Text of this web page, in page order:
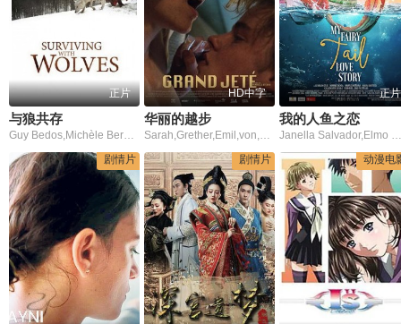
正片
与狼共存
Guy Bedos,Michèle Bernier,Franck de la Personne,Benno Fürmann,盖伊·巴多斯
HD中字
华丽的越步
Sarah,Grether,Emil,von,Schönfels,苏珊娜·布雷德霍夫特,斯蒂芬·鲁道夫,Ellen,Müller
正片
我的人鱼之恋
Janella Salvador,Elmo Magalona,Kiko Estrada
剧情片
剧情片 动漫电